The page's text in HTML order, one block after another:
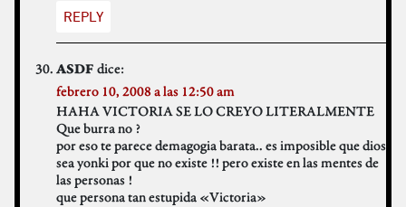
REPLY
ASDF dice:
febrero 10, 2008 a las 12:50 am
HAHA VICTORIA SE LO CREYO LITERALMENTE
Que burra no ?
por eso te parece demagogia barata.. es imposible que dios
sea yonki por que no existe !! pero existe en las mentes de
las personas !
que persona tan estupida «Victoria»